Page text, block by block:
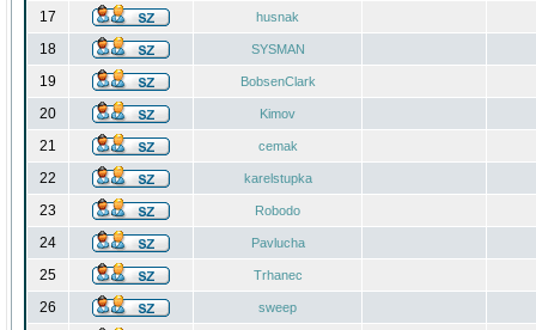
17 husnak
18 SYSMAN
19 BobsenClark
20 Kimov
21 cemak
22 karelstupka
23 Robodo
24 Pavlucha
25 Trhanec
26 sweep